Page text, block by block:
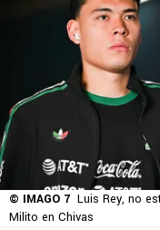
© IMAGO 7 Luis Rey, no
Milito en Chivas